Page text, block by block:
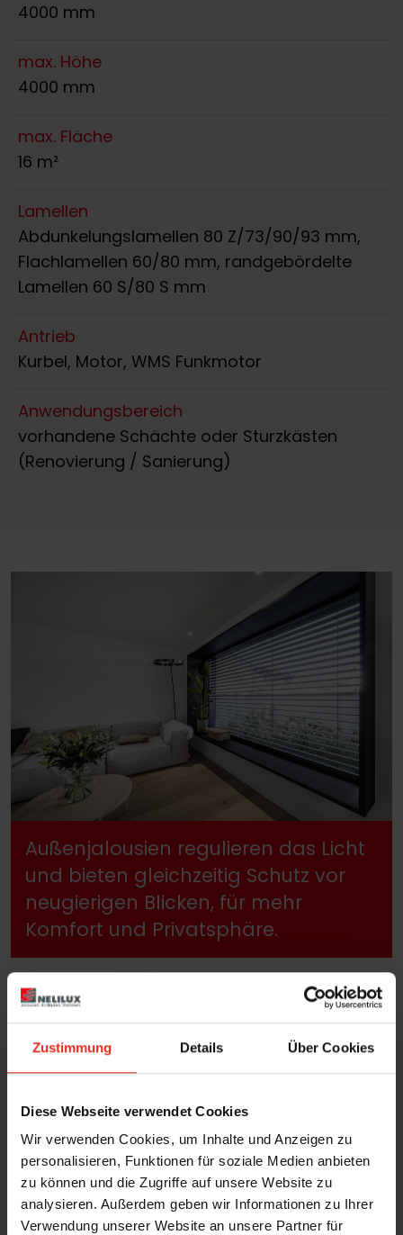
Zustimmung Details Über Cookies
Diese Webseite verwendet Cookies
Wir verwenden Cookies, um Inhalte und Anzeigen zu
personalisieren, Funktionen für soziale Medien anbieten
zu können und die Zugriffe auf unsere Website zu
analysieren. Außerdem geben wir Informationen zu Ihrer
Verwendung unserer Website an unsere Partner für
4000 mm
max. Höhe
4000 mm
max. Fläche
16 m²
Lamellen
Abdunkelungslamellen 80 Z/73/90/93 mm,
Flachlamellen 60/80 mm, randgebördelte
Lamellen 60 S/80 S mm
Antrieb
Kurbel, Motor, WMS Funkmotor
Anwendungsbereich
vorhandene Schächte oder Sturzkästen
(Renovierung / Sanierung)
Außenjalousien regulieren das Licht
und bieten gleichzeitig Schutz vor
neugierigen Blicken, für mehr
Komfort und Privatsphäre.